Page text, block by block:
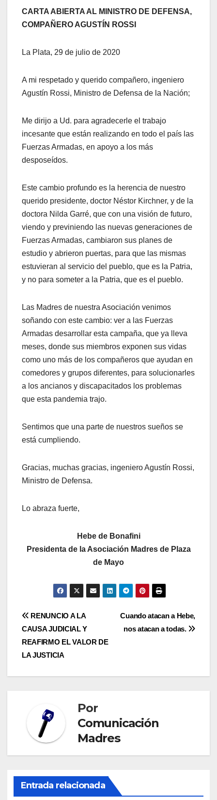
CARTA ABIERTA AL MINISTRO DE DEFENSA,
COMPAÑERO AGUSTÍN ROSSI
La Plata, 29 de julio de 2020
A mi respetado y querido compañero, ingeniero
Agustín Rossi, Ministro de Defensa de la Nación;
Me dirijo a Ud. para agradecerle el trabajo
incesante que están realizando en todo el país las
Fuerzas Armadas, en apoyo a los más
desposeídos.
Este cambio profundo es la herencia de nuestro
querido presidente, doctor Néstor Kirchner, y de la
doctora Nilda Garré, que con una visión de futuro,
viendo y previniendo las nuevas generaciones de
Fuerzas Armadas, cambiaron sus planes de
estudio y abrieron puertas, para que las mismas
estuvieran al servicio del pueblo, que es la Patria,
y no para someter a la Patria, que es el pueblo.
Las Madres de nuestra Asociación venimos
soñando con este cambio: ver a las Fuerzas
Armadas desarrollar esta campaña, que ya lleva
meses, donde sus miembros exponen sus vidas
como uno más de los compañeros que ayudan en
comedores y grupos diferentes, para solucionarles
a los ancianos y discapacitados los problemas
que esta pandemia trajo.
Sentimos que una parte de nuestros sueños se
está cumpliendo.
Gracias, muchas gracias, ingeniero Agustín Rossi,
Ministro de Defensa.
Lo abraza fuerte,
Hebe de Bonafini
Presidenta de la Asociación Madres de Plaza
de Mayo
Navegación
de
entradas
Cuando atacan a Hebe,
nos atacan a todas.
RENUNCIO A LA
CAUSA JUDICIAL Y
REAFIRMO EL VALOR DE
LA JUSTICIA
Por
Comunicación
Madres
Entrada relacionada